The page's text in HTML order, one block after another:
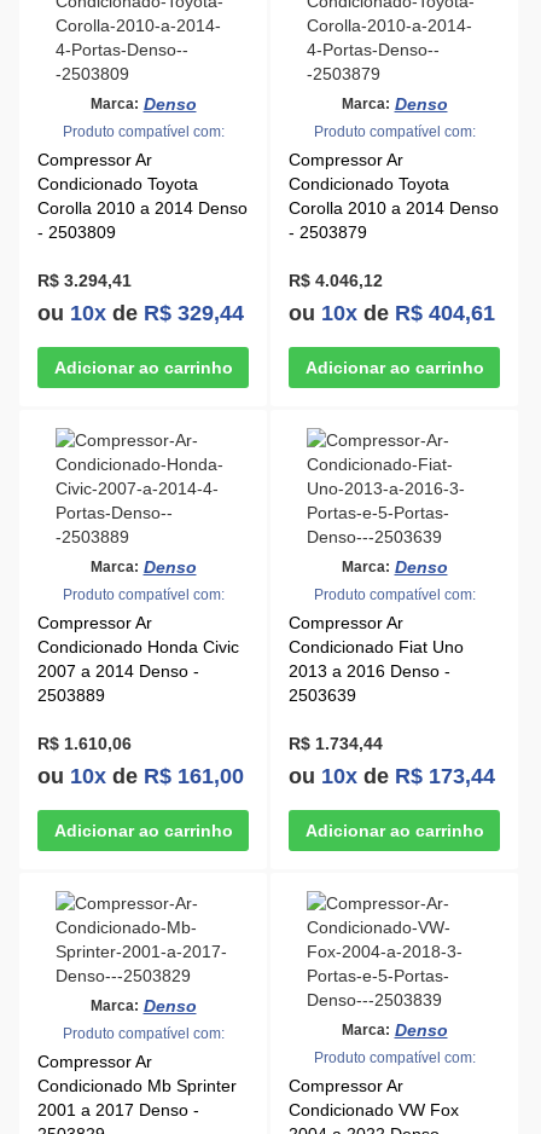
Marca: Denso
Produto compatível com:
Compressor Ar
Condicionado Toyota
Corolla 2010 a 2014 Denso
- 2503809
R$ 3.294,41
ou 10x de R$ 329,44
Marca: Denso
Produto compatível com:
Compressor Ar
Condicionado Toyota
Corolla 2010 a 2014 Denso
- 2503879
R$ 4.046,12
ou 10x de R$ 404,61
Marca: Denso
Produto compatível com:
Compressor Ar
Condicionado Honda Civic
2007 a 2014 Denso -
2503889
R$ 1.610,06
ou 10x de R$ 161,00
Marca: Denso
Produto compatível com:
Compressor Ar
Condicionado Fiat Uno
2013 a 2016 Denso -
2503639
R$ 1.734,44
ou 10x de R$ 173,44
Marca: Denso
Produto compatível com:
Compressor Ar
Condicionado Mb Sprinter
2001 a 2017 Denso -
Marca: Denso
Produto compatível com:
Compressor Ar
Condicionado VW Fox